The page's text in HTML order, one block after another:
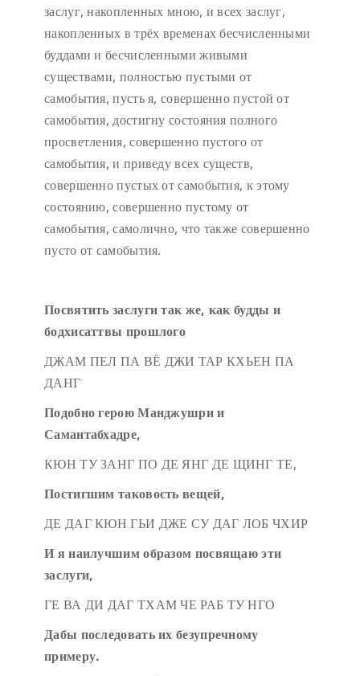
заслуг, накопленных мною, и всех заслуг,
накопленных в трёх временах бесчисленными
буддами и бесчисленными живыми
существами, полностью пустыми от
самобытия, пусть я, совершенно пустой от
самобытия, достигну состояния полного
просветления, совершенно пустого от
самобытия, и приведу всех существ,
совершенно пустых от самобытия, к этому
состоянию, совершенно пустому от
самобытия, самолично, что также совершенно
пусто от самобытия.
Посвятить заслуги так же, как будды и
бодхисаттвы прошлого
ДЖАМ ПЕЛ ПА ВЁ ДЖИ ТАР КХЬЕН ПА
ДАНГ
Подобно герою Манджушри и
Самантабхадре,
КЮН ТУ ЗАНГ ПО ДЕ ЯНГ ДЕ ЩИНГ ТЕ,
Постигшим таковость вещей,
ДЕ ДАГ КЮН ГЬИ ДЖЕ СУ ДАГ ЛОБ ЧХИР
И я наилучшим образом посвящаю эти
заслуги,
ГЕ ВА ДИ ДАГ ТХАМ ЧЕ РАБ ТУ НГО
Дабы последовать их безупречному
примеру.